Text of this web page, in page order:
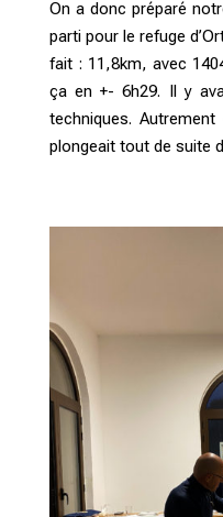
On a donc préparé
parti pour le refuge
fait : 11,8km, avec
ça en +- 6h29. Il y
techniques.
plongeait tout de suite